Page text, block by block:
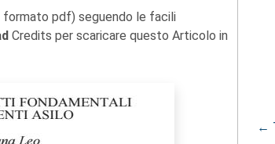
formato pdf) seguendo le facili
Credits per scaricare questo Articolo in
←